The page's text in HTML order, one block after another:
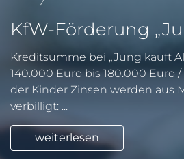
Kreditsumme bei „Jung kauft
140.000 Euro bis 180.000 Euro
der Kinder Zinsen werden aus
verbilligt: ...
weiterlesen